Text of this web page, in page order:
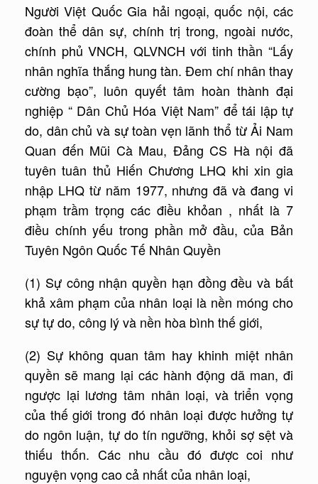
Người Việt Quốc Gia hải ngoại, quốc nội, các
đoàn thể dân sự, chính trị trong, ngoài nước,
chính phủ VNCH, QLVNCH với tinh thần “Lấy
nhân nghĩa thắng hung tàn. Đem chí nhân thay
cường bạo”, luôn quyết tâm hoàn thành đại
nghiệp “ Dân Chủ Hóa Việt Nam” để tái lập tự
do, dân chủ và sự toàn vẹn lãnh thổ từ Ải Nam
Quan đến Mũi Cà Mau, Đảng CS Hà nội đã
tuyên tuân thủ Hiến Chương LHQ khi xin gia
nhập LHQ từ năm 1977, nhưng đã và đang vi
phạm trầm trọng các điều khỏan , nhất là 7
điều chính yếu trong phần mở đầu, của Bản
Tuyên Ngôn Quốc Tế Nhân Quyền
(1) Sự công nhận quyền hạn đồng đều và bất
khả xâm phạm của nhân loại là nền móng cho
sự tự do, công lý và nền hòa bình thế giới,
(2) Sự không quan tâm hay khinh miệt nhân
quyền sẽ mang lại các hành động dã man, đi
ngược lại lương tâm nhân loại, và triển vọng
của thế giới trong đó nhân loại được hưởng tự
do ngôn luận, tự do tín ngưỡng, khỏi sợ sệt và
thiếu thốn. Các nhu cầu đó được coi như
nguyện vọng cao cả nhất của nhân loại,